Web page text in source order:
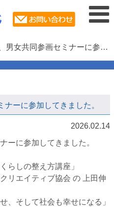
共同参画セミナーに参加してきました。
ーに参加してきました。
2026.02.14
ーに参加してきました。
らしの整え方講座」
リエイティブ協会 の 上田伸
、そして社会も幸せになる」